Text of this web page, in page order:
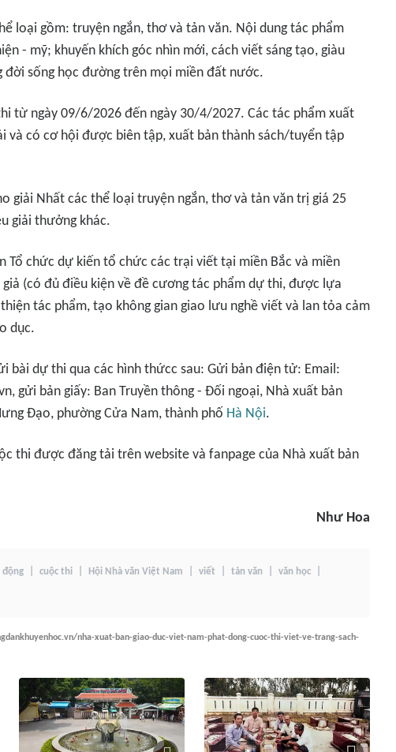
loại gồm: truyện ngắn, thơ và tản văn. Nội dung tác phẩm
- mỹ; khuyến khích góc nhìn mới, cách viết sáng tạo, giàu
đời sống học đường trên mọi miền đất nước.
từ ngày 09/6/2026 đến ngày 30/4/2027. Các tác phẩm xuất
và có cơ hội được biên tập, xuất bản thành sách/tuyển tập
giải Nhất các thể loại truyện ngắn, thơ và tản văn trị giá 25
giải thưởng khác.
Tổ chức dự kiến tổ chức các trại viết tại miền Bắc và miền
(có đủ điều kiện về đề cương tác phẩm dự thi, được lựa
tác phẩm, tạo không gian giao lưu nghề viết và lan tỏa cảm
dục.
bài dự thi qua các hình thứcc sau: Gửi bản điện tử: Email:
gửi bản giấy: Ban Truyền thông - Đối ngoại, Nhà xuất bản
Đạo, phường Cửa Nam, thành phố Hà Nội.
thi được đăng tải trên website và fanpage của Nhà xuất bản
Như Hoa
động cuộc thi Hội Nhà văn Việt Nam viết tản văn văn học
nha-xuat-ban-giao-duc-viet-nam-phat-dong-cuoc-thi-viet-ve-trang-sach-